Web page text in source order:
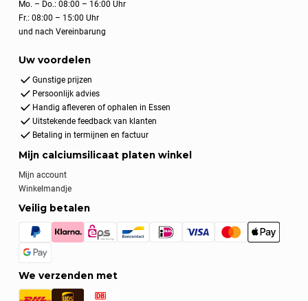
Mo. – Do.: 08:00 – 16:00 Uhr
Fr.: 08:00 – 15:00 Uhr
und nach Vereinbarung
Uw voordelen
Gunstige prijzen
Persoonlijk advies
Handig afleveren of ophalen in Essen
Uitstekende feedback van klanten
Betaling in termijnen en factuur
Mijn calciumsilicaat platen winkel
Mijn account
Winkelmandje
Veilig betalen
We verzenden met